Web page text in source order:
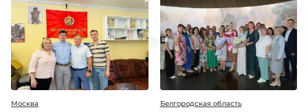
Москва Белгородская область